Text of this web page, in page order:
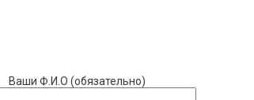
Ваши Ф.И.О (обязательно)